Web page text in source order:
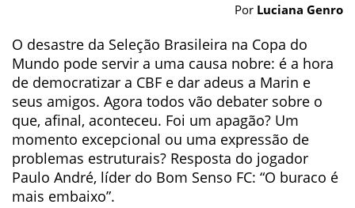
Por Luciana Genro
O desastre da Seleção Brasileira na Copa do
Mundo pode servir a uma causa nobre: é a hora
de democratizar a CBF e dar adeus a Marin e
seus amigos. Agora todos vão debater sobre o
que, afinal, aconteceu. Foi um apagão? Um
momento excepcional ou uma expressão de
problemas estruturais? Resposta do jogador
Paulo André, líder do Bom Senso FC: “O buraco é
mais embaixo”.